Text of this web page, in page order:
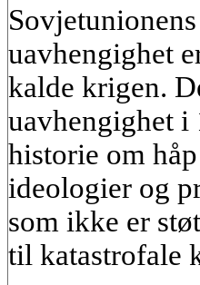
uavhengighet
kalde krigen.
uavhengighet
historie om
ideologier og
som ikke er
til katastrofale